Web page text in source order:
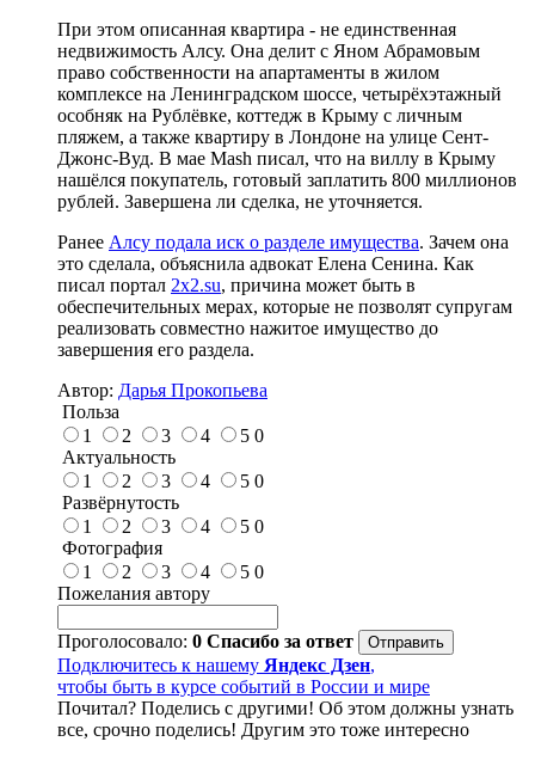
При этом описанная квартира - не единственная
недвижимость Алсу. Она делит с Яном Абрамовым
право собственности на апартаменты в жилом
комплексе на Ленинградском шоссе, четырёхэтажный
особняк на Рублёвке, коттедж в Крыму с личным
пляжем, а также квартиру в Лондоне на улице Сент-
Джонс-Вуд. В мае Mash писал, что на виллу в Крыму
нашёлся покупатель, готовый заплатить 800 миллионов
рублей. Завершена ли сделка, не уточняется.
Ранее Алсу подала иск о разделе имущества. Зачем она
это сделала, объяснила адвокат Елена Сенина. Как
писал портал 2x2.su, причина может быть в
обеспечительных мерах, которые не позволят супругам
реализовать совместно нажитое имущество до
завершения его раздела.
Автор: Дарья Прокопьева
Польза
1
2 3 4 5 0
Актуальность
1
2 3 4 5 0
Развёрнутость
1
2 3 4 5 0
Фотография
1
2 3 4 5 0
Пожелания автору
Проголосовало: 0 Спасибо за ответ
Подключитесь к нашему Яндекс Дзен,
чтобы быть в курсе событий в России и мире
Почитал? Поделись с другими! Об этом должны узнать
все, срочно поделись! Другим это тоже интересно